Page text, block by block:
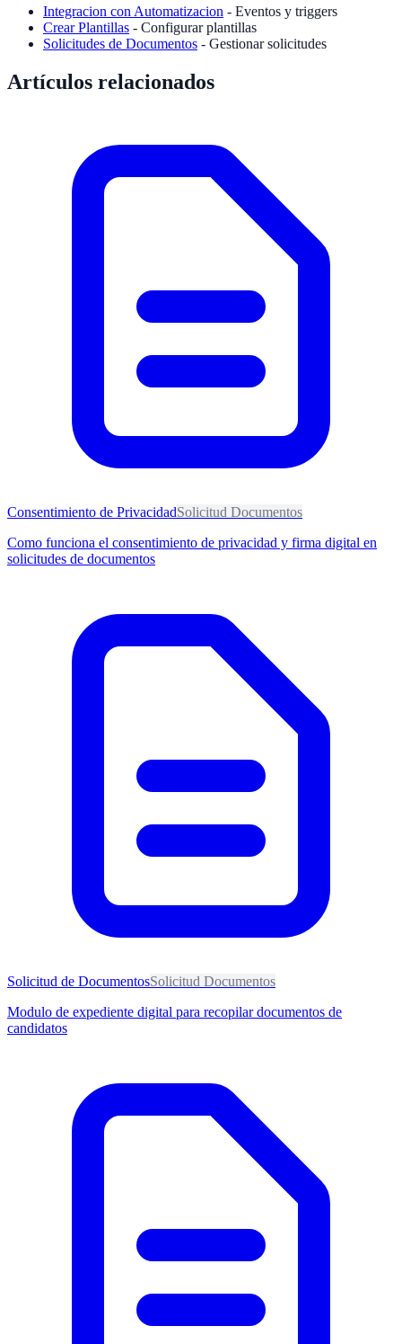
Integracion con Automatizacion - Eventos y triggers
Crear Plantillas - Configurar plantillas
Solicitudes de Documentos - Gestionar solicitudes
Artículos relacionados
Consentimiento de PrivacidadSolicitud Documentos
Como funciona el consentimiento de privacidad y firma digital en
solicitudes de documentos
Solicitud de DocumentosSolicitud Documentos
Modulo de expediente digital para recopilar documentos de
candidatos